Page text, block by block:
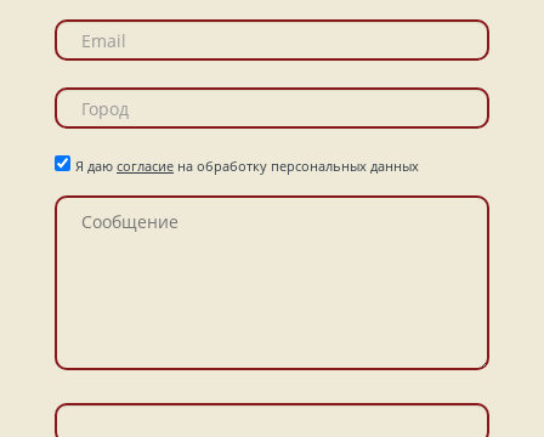
Я даю согласие на обработку персональных данных